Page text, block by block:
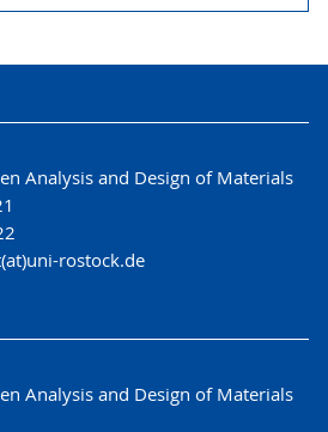
Analysis and Design of Materials
rostock.de
Analysis and Design of Materials